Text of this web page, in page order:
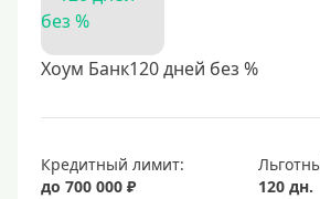
Хоум Банк120 дней без %
Кредитный лимит:
до 700 000 ₽
120 дн.